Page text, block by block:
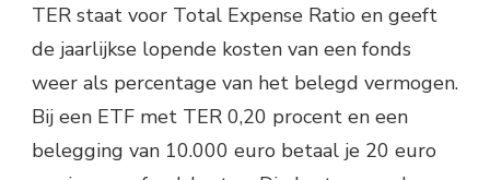
TER staat voor Total Expense Ratio en geeft
de jaarlijkse lopende kosten van een fonds
weer als percentage van het belegd vermogen.
Bij een ETF met TER 0,20 procent en een
belegging van 10.000 euro betaal je 20 euro